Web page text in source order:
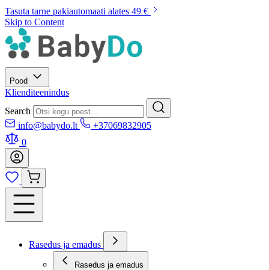
Tasuta tarne pakiautomaati alates 49 €
Skip to Content
Pood
Klienditeenindus
Search
info@babydo.lt
+37069832905
0
Rasedus ja emadus
Rasedus ja emadus